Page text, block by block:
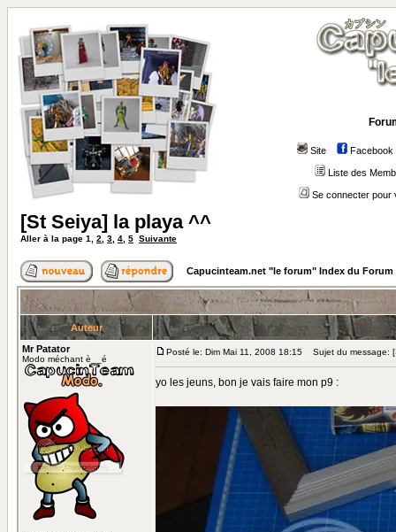
Site Facebook
Liste des
Se connecter pour
[St Seiya] la playa ^^
Aller à la page 1 2 3 4 5 Suivante
Capucinteam.net "le forum" Index du Forum
Auteur
Mr Patator
Modo méchant è__é
Posté le: Dim Mai 11, 2008 18:15 Sujet du message:
yo les jeuns, bon je vais faire mon p9 :